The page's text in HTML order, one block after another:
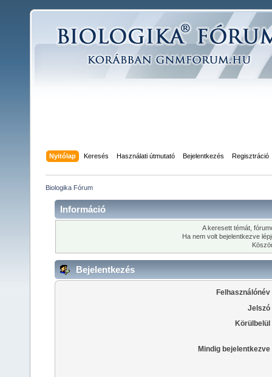
Nyitólap Keresés Használati útmutató Bejelentkezés Regisztráció
Biologika Fórum
Információ
A keresett témát,
Ha nem volt bejelentkezve
Bejelentkezés
Felhasználónév
Jelszó
Körülbelül
Mindig bejelentkezve